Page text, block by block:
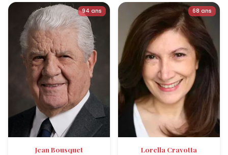
94 ans
Jean Bousquet
68 ans
Lorella Cravotta